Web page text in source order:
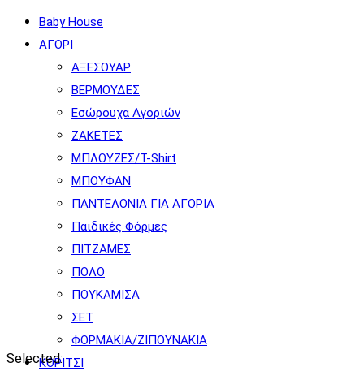
Baby House
ΑΓΟΡΙ
ΑΞΕΣΟΥΑΡ
ΒΕΡΜΟΥΔΕΣ
Εσώρουχα Αγοριών
ΖΑΚΕΤΕΣ
ΜΠΛΟΥΖΕΣ/T-Shirt
ΜΠΟΥΦΑΝ
ΠΑΝΤΕΛΟΝΙΑ ΓΙΑ ΑΓΟΡΙΑ
Παιδικές Φόρμες
ΠΙΤΖΑΜΕΣ
ΠΟΛΟ
ΠΟΥΚΑΜΙΣΑ
ΣΕΤ
ΦΟΡΜΑΚΙΑ/ΖΙΠΟΥΝΑΚΙΑ
ΚΟΡΙΤΣΙ
Selected: